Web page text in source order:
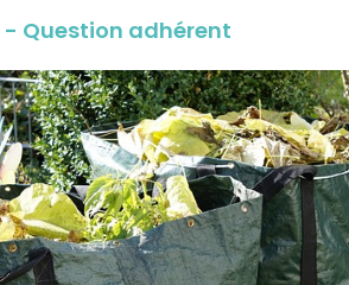
- Question adhérent